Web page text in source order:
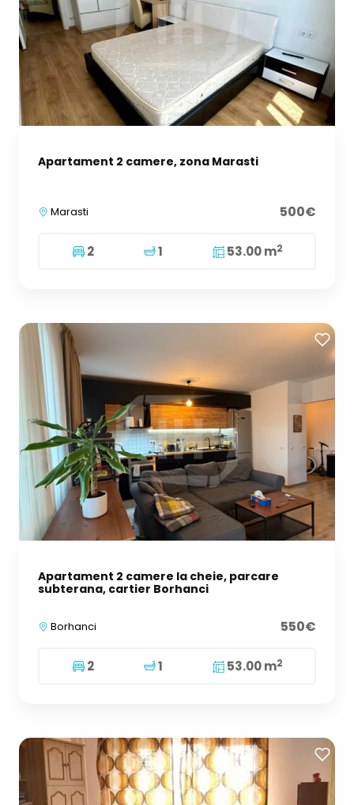
Apartament 2 camere, zona Marasti
Marasti 500€
2 1 53.00 m2
Apartament 2 camere la cheie, parcare
subterana, cartier Borhanci
Borhanci 550€
2 1 53.00 m2